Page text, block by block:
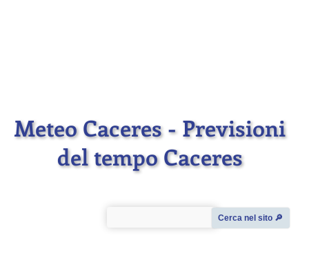
Meteo Caceres - Previsioni
del tempo Caceres
Cerca nel sito 🔎︎